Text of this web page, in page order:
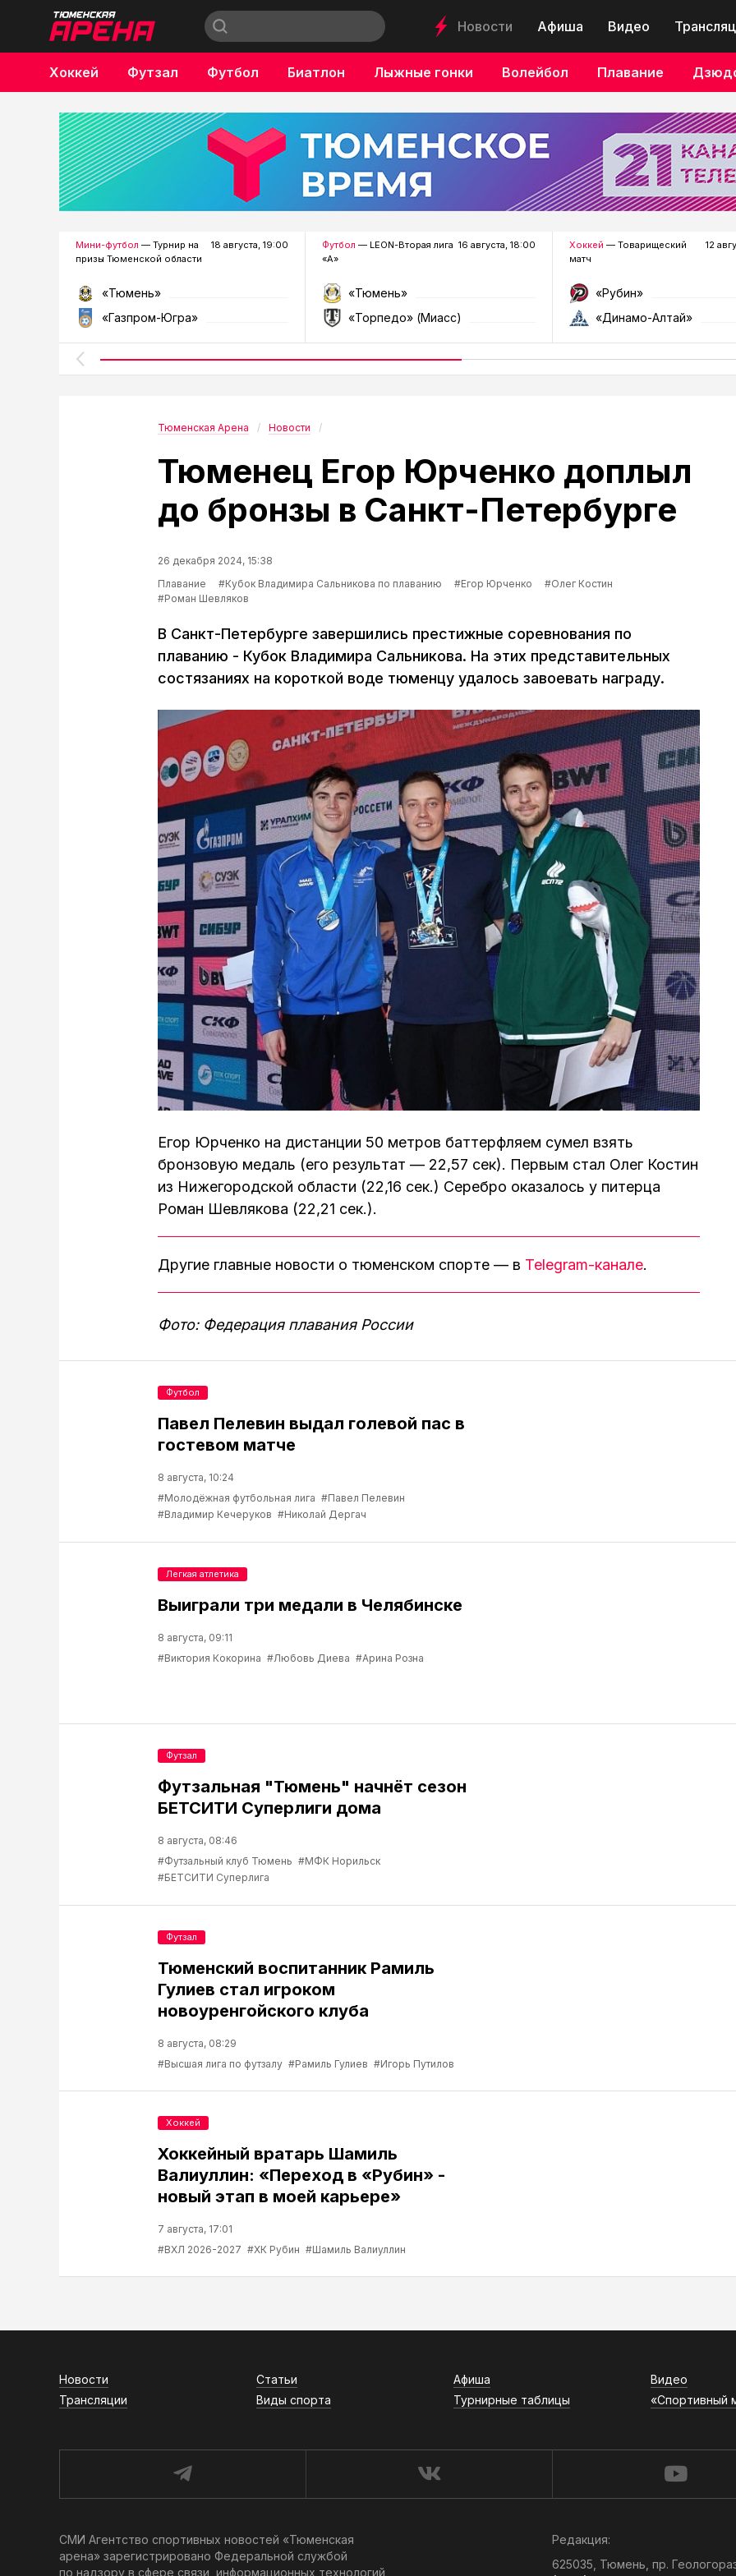
Новости Афиша Видео
Хоккей Футзал Футбол Биатлон Лыжные гонки Волейбол Плавание
Бокс
Мини-футбол — Турнир на
призы Тюменской области
18 августа, 19:00
«Тюмень»
«Газпром-Югра»
Футбол — LEON-Вторая лига
«А»
16 августа, 18:00
«Тюмень»
«Торпедо» (Миасс)
Хоккей — Товарищеский
матч
12
«Рубин»
«Динамо-Алтай»
Тюменская Арена Новости
Тюменец Егор Юрченко доплыл
до бронзы в Санкт-Петербурге
26 декабря 2024, 15:38
Плавание
#Кубок Владимира Сальникова по плаванию #Егор Юрченко
#Олег Костин
#Роман Шевляков
В Санкт-Петербурге завершились престижные соревнования по
плаванию - Кубок Владимира Сальникова. На этих представительных
состязаниях на короткой воде тюменцу удалось завоевать награду.
Егор Юрченко на дистанции 50 метров баттерфляем сумел взять
бронзовую медаль (его результат — 22,57 сек). Первым стал Олег Костин
из Нижегородской области (22,16 сек.) Серебро оказалось у питерца
Роман Шевлякова (22,21 сек.).
Другие главные новости о тюменском спорте — в Telegram-канале.
Фото: Федерация плавания России
Павел Пелевин выдал голевой пас в
гостевом матче
8 августа, 10:24
#Молодёжная футбольная лига #Павел Пелевин
#Владимир Кечеруков #Николай Дергач
Футбол
Выиграли три медали в Челябинске
8 августа, 09:11
#Виктория Кокорина #Любовь Диева #Арина Розна
Легкая атлетика
Футзальная "Тюмень" начнёт сезон
БЕТСИТИ Суперлиги дома
8 августа, 08:46
#Футзальный клуб Тюмень #МФК Норильск
#БЕТСИТИ Суперлига
Футзал
Тюменский воспитанник Рамиль
Гулиев стал игроком
новоуренгойского клуба
8 августа, 08:29
#Высшая лига по футзалу #Рамиль Гулиев #Игорь Путилов
Футзал
Хоккейный вратарь Шамиль
Валиуллин: «Переход в «Рубин» -
новый этап в моей карьере»
7 августа, 17:01
#ВХЛ 2026-2027 #ХК Рубин #Шамиль Валиуллин
Хоккей
Новости Статьи Афиша Видео
Трансляции
Виды спорта Турнирные таблицы «Спортивный
СМИ Агентство спортивных новостей «Тюменская
арена» зарегистрировано Федеральной службой
по надзору в сфере связи, информационных технологий
Редакция:
625035, Тюмень, пр.